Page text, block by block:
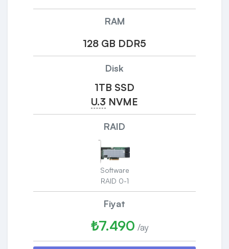
RAM
128 GB DDR5
Disk
1TB SSD
U.3 NVME
RAID
Software
RAID 0-1
Fiyat
₺7.490 /ay